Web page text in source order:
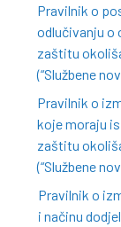
Pravilnik o
odlučivanju o
zaštitu
(“Službene
Pravilnik o
koje moraju
zaštitu
(“Službene
Pravilnik o
i načinu